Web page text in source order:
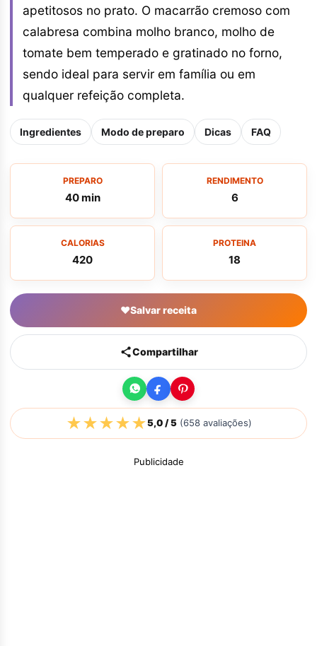
apetitosos no prato. O macarrão cremoso com
calabresa combina molho branco, molho de
tomate bem temperado e gratinado no forno,
sendo ideal para servir em família ou em
qualquer refeição completa.
Ingredientes Modo de preparo Dicas FAQ
PREPARO
40 min
RENDIMENTO
6
CALORIAS
420
PROTEINA
18
♥Salvar receita
Compartilhar
★★★★★5,0/ 5(658avaliações)
Publicidade